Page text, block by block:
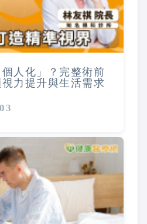
人化」？完整術前
力提升與生活需求